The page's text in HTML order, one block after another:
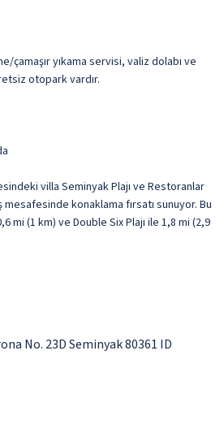
çamaşır yıkama servisi, valiz dolabı ve
otopark vardır.
villa Seminyak Plajı ve Restoranlar
mesafesinde konaklama fırsatı sunuyor. Bu
mi (1 km) ve Double Six Plajı ile 1,8 mi (2,9
No. 23D Seminyak 80361 ID